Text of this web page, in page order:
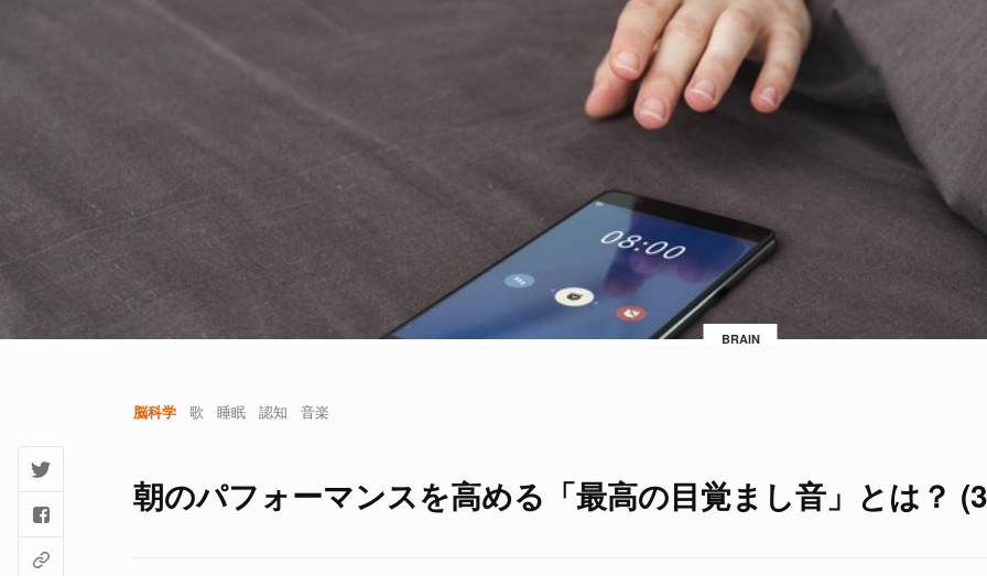
BRAIN
脳科学 歌 睡眠 認知 音楽
朝のパフォーマンスを高める「最高の目覚まし音」とは？